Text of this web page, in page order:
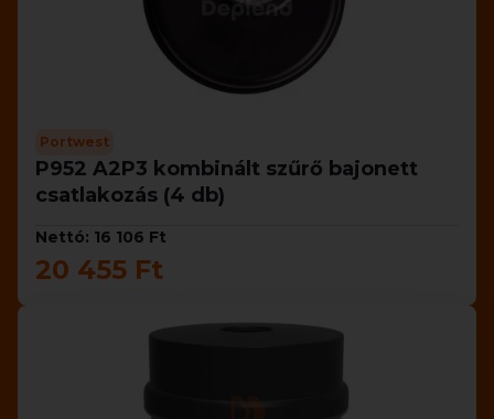
Portwest
P952 A2P3 kombinált szűrő bajonett
csatlakozás (4 db)
Nettó: 16 106 Ft
20 455 Ft